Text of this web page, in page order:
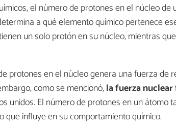
el número de protones en el núcleo de
a qué elemento químico pertenece
un solo protón en su núcleo, mientras
protones en el núcleo genera una fuerza de
como se mencionó,la fuerza
unidos. El número de protones en un átomo
que influye en su comportamiento químico.